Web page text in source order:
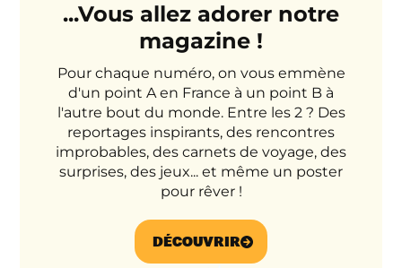
...Vous allez adorer notre
magazine !
Pour chaque numéro, on vous emmène
d'un point A en France à un point B à
l'autre bout du monde. Entre les 2 ? Des
reportages inspirants, des rencontres
improbables, des carnets de voyage, des
surprises, des jeux... et même un poster
pour rêver !
DÉCOUVRIR